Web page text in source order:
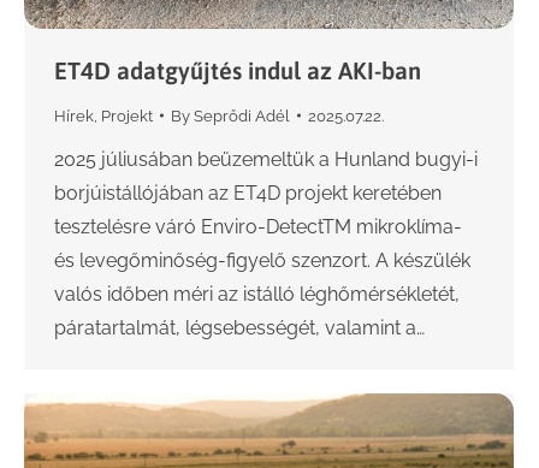
ET4D adatgyűjtés indul az AKI-ban
Hírek Projekt By Seprődi Adél 2025.07.22.
2025 júliusában beüzemeltük a Hunland bugyi-i
borjúistállójában az ET4D projekt keretében
tesztelésre váró Enviro-DetectTM mikroklíma-
és levegőminőség-figyelő szenzort. A készülék
valós időben méri az istálló léghőmérsékletét,
páratartalmát, légsebességét, valamint a…